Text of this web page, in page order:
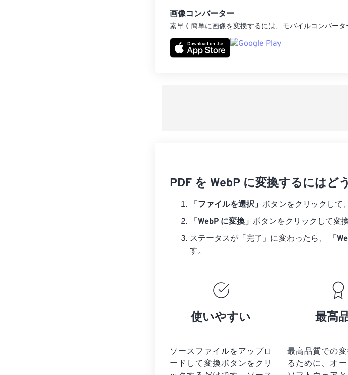
画像コンバーター
素早く簡単に画像を変換するには、モバイルコンバータ
PDF を WebP に変換するにはど
「ファイルを選択」 ボタンをクリックして
「WebP に変換」 ボタンをクリックして変
ステータスが「完了」に変わったら、
「
す。
使いやすい
ソースファイルをアップロ
ードして変換ボタンをクリ
最高
最高品質での
るために、オ